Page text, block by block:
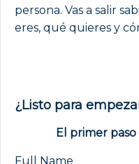
persona. Vas a salir
eres, qué quieres y
¿Listo para
El primer
Full Name